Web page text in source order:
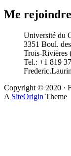
Me rejoindre
Université du
3351 Boul.
Trois-Rivières
Tel.: +1 819
Copyright © 2020 ·
A SiteOrigin Theme